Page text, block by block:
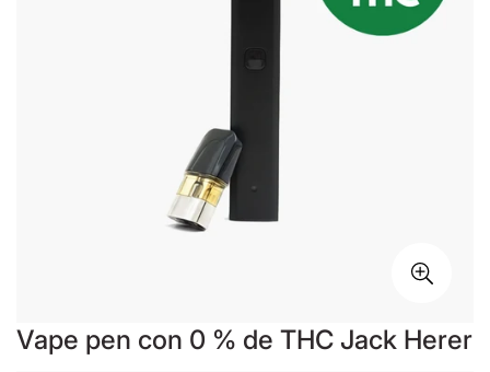
Vape pen con 0 % de THC Jack Herer